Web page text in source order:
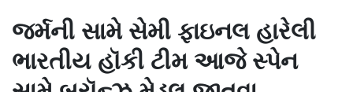
જર્મની સામે સેમી ફાઇનલ હારેલી
ભારતીય હૉકી ટીમ આજે સ્પેન